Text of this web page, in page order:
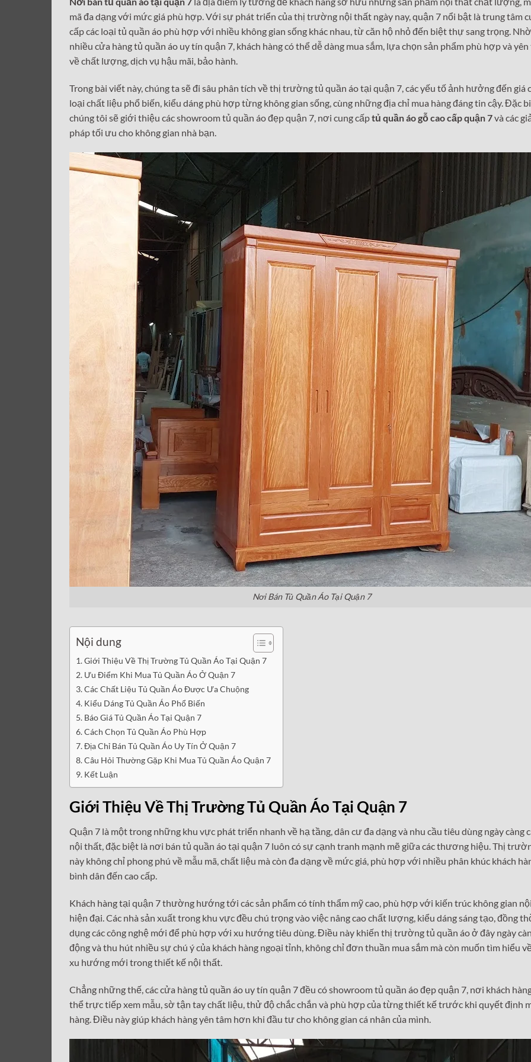
mã đa dạng với mức giá phù hợp. Với sự phát triển của thị trường nội thất ngày nay, quận 7 nổi bật là trung tâm
cấp các loại tủ quần áo phù hợp với nhiều không gian sống khác nhau, từ căn hộ nhỏ đến biệt thự sang trọng.
nhiều cửa hàng tủ quần áo uy tín quận 7, khách hàng có thể dễ dàng mua sắm, lựa chọn sản phẩm phù hợp và yên
về chất lượng, dịch vụ hậu mãi, bảo hành.
Trong bài viết này, chúng ta sẽ đi sâu phân tích về thị trường tủ quần áo tại quận 7, các yếu tố ảnh hưởng đến giá
loại chất liệu phổ biến, kiểu dáng phù hợp từng không gian sống, cùng những địa chỉ mua hàng đáng tin cậy. Đặc
chúng tôi sẽ giới thiệu các showroom tủ quần áo đẹp quận 7, nơi cung cấptủ quần áo gỗ cao cấp quận 7và các
pháp tối ưu cho không gian nhà bạn.
Nơi Bán Tủ Quần Áo Tại Quận 7
Nội dung
Giới Thiệu Về Thị Trường Tủ Quần Áo Tại Quận 7
Ưu Điểm Khi Mua Tủ Quần Áo Ở Quận 7
Các Chất Liệu Tủ Quần Áo Được Ưa Chuộng
Kiểu Dáng Tủ Quần Áo Phổ Biến
Báo Giá Tủ Quần Áo Tại Quận 7
Cách Chọn Tủ Quần Áo Phù Hợp
Địa Chỉ Bán Tủ Quần Áo Uy Tín Ở Quận 7
Câu Hỏi Thường Gặp Khi Mua Tủ Quần Áo Quận 7
Kết Luận
Giới Thiệu Về Thị Trường Tủ Quần Áo Tại Quận 7
Quận 7 là một trong những khu vực phát triển nhanh về hạ tầng, dân cư đa dạng và nhu cầu tiêu dùng ngày càng
nội thất, đặc biệt là nơi bán tủ quần áo tại quận 7 luôn có sự cạnh tranh mạnh mẽ giữa các thương hiệu. Thị
này không chỉ phong phú về mẫu mã, chất liệu mà còn đa dạng về mức giá, phù hợp với nhiều phân khúc khách
bình dân đến cao cấp.
Khách hàng tại quận 7 thường hướng tới các sản phẩm có tính thẩm mỹ cao, phù hợp với kiến trúc không gian
hiện đại. Các nhà sản xuất trong khu vực đều chú trọng vào việc nâng cao chất lượng, kiểu dáng sáng tạo, đồng
dụng các công nghệ mới để phù hợp với xu hướng tiêu dùng. Điều này khiến thị trường tủ quần áo ở đây ngày
động và thu hút nhiều sự chú ý của khách hàng ngoại tỉnh, không chỉ đơn thuần mua sắm mà còn muốn tìm hiểu
xu hướng mới trong thiết kế nội thất.
Chẳng những thế, các cửa hàng tủ quần áo uy tín quận 7 đều có showroom tủ quần áo đẹp quận 7, nơi khách
thể trực tiếp xem mẫu, sờ tận tay chất liệu, thử độ chắc chắn và phù hợp của từng thiết kế trước khi quyết định
hàng. Điều này giúp khách hàng yên tâm hơn khi đầu tư cho không gian cá nhân của mình.